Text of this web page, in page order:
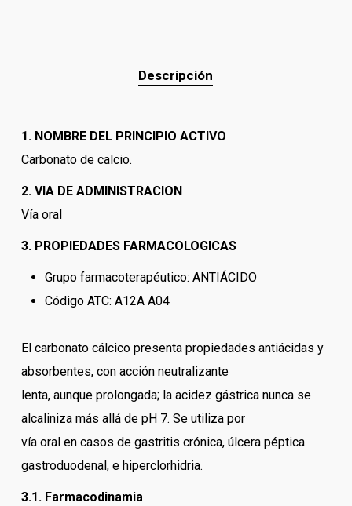
Descripción
1. NOMBRE DEL PRINCIPIO ACTIVO
Carbonato de calcio.
2. VIA DE ADMINISTRACION
Vía oral
3. PROPIEDADES FARMACOLOGICAS
Grupo farmacoterapéutico: ANTIÁCIDO
Código ATC: A12A A04
El carbonato cálcico presenta propiedades antiácidas y
absorbentes, con acción neutralizante
lenta, aunque prolongada; la acidez gástrica nunca se
alcaliniza más allá de pH 7. Se utiliza por
vía oral en casos de gastritis crónica, úlcera péptica
gastroduodenal, e hiperclorhidria.
3.1. Farmacodinamia